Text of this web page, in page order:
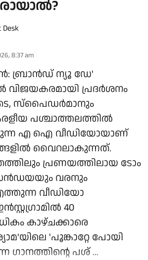
8:37 am
ബ്രാൻഡ് ന്യൂ ഡേ'
വിജയകരമായി പ്രദർശനം
സ്പൈഡർമാനും
പശ്ചാത്തലത്തിൽ
എ ഐ വീഡിയോയാണ്
വൈറലാകുന്നത്.
പ്രണയത്തിലായ ടോം
വരനും
വീഡിയോ
40
കാഴ്ചക്കാരെ
'പൂങ്കാറ്റേ പോയി
ഗാനത്തിന്റെ പശ് ...